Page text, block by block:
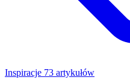
Inspiracje 73 artykułów